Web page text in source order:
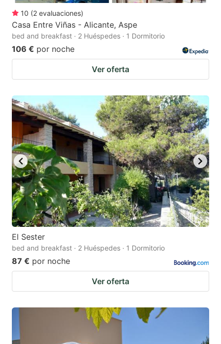
10 (2 evaluaciones)
Casa Entre Viñas - Alicante, Aspe
bed and breakfast · 2 Huéspedes · 1 Dormitorio
106 € por noche
Ver oferta
El Sester
bed and breakfast · 2 Huéspedes · 1 Dormitorio
87 € por noche
Ver oferta